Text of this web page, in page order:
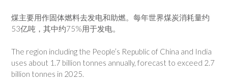
煤主要用作固体燃料去发电和助燃。每年世界煤炭消耗量约
53亿吨，其中约75%用于发电。
The region including the People’s Republic of China and India
uses about 1.7 billion tonnes annually, forecast to exceed 2.7
billion tonnes in 2025.